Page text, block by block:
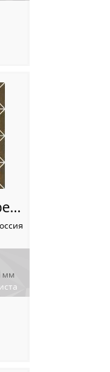
6.0.13 Квартал Деревянная мозаика TARSI Intarsia
мм